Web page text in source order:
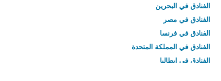
الفنادق في البحرين
الفنادق في مصر
الفنادق في فرنسا
الفنادق في المملكة المتحدة
الفنادق في إيطاليا